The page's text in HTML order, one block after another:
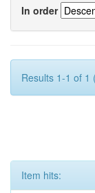
In order
Results 1-1 of 1
Item hits: